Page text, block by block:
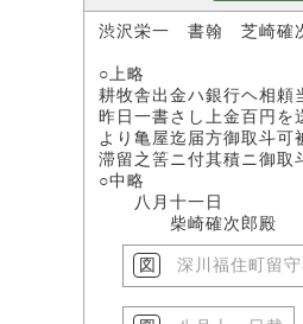
渋沢栄一 書翰 芝崎確
（芝崎
○上略
耕牧舎出金ハ銀行ヘ相頼
昨日一書さし上金百円を
より亀屋迄届方御取斗可
滞留之筈ニ付其積ニ御取
○中略
八月十
柴崎確次郎殿
深川福住町留